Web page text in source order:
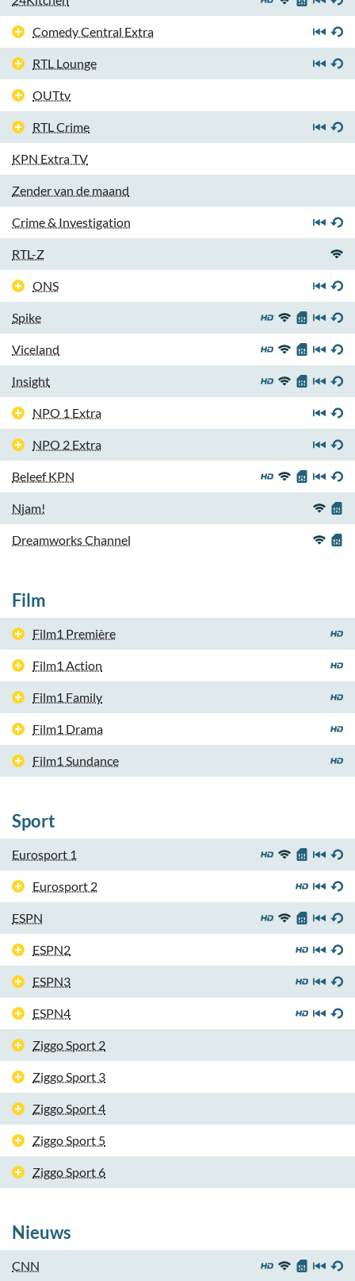
Comedy Central Extra
RTL Lounge
OUTtv
RTL Crime
KPN Extra TV
Zender van de maand
Crime & Investigation
RTL-Z
ONS
Spike
Viceland
Insight
NPO 1 Extra
NPO 2 Extra
Beleef KPN
Njam!
Dreamworks Channel
Film
Film1 Première
Film1 Action
Film1 Family
Film1 Drama
Film1 Sundance
Sport
Eurosport 1
Eurosport 2
ESPN
ESPN2
ESPN3
ESPN4
Ziggo Sport 2
Ziggo Sport 3
Ziggo Sport 4
Ziggo Sport 5
Ziggo Sport 6
Nieuws
CNN